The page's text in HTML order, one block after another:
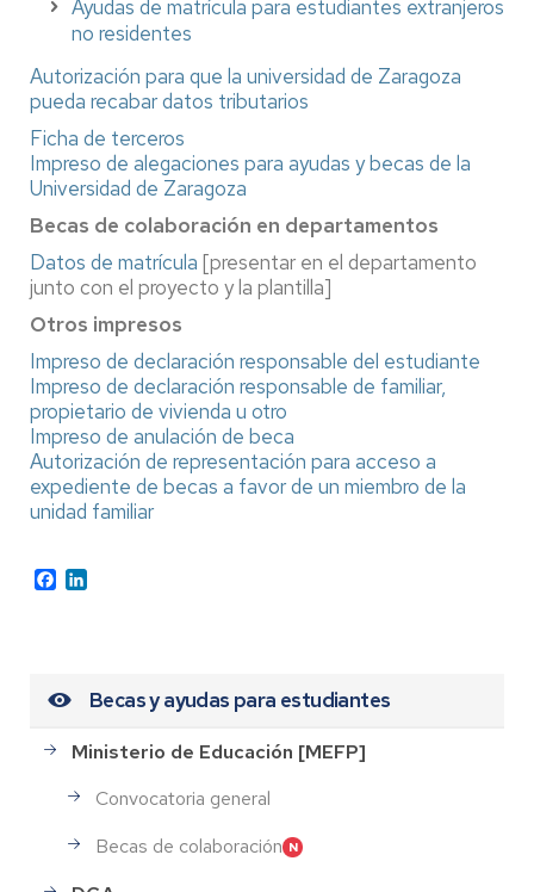
Ayudas de matrícula para estudiantes extranjeros
no residentes
Autorización para que la universidad de Zaragoza
pueda recabar datos tributarios
Ficha de terceros
Impreso de alegaciones para ayudas y becas de la
Universidad de Zaragoza
Becas de colaboración en departamentos
Datos de matrícula [presentar en el departamento
junto con el proyecto y la plantilla]
Otros impresos
Impreso de declaración responsable del estudiante
Impreso de declaración responsable de familiar,
propietario de vivienda u otro
Impreso de anulación de beca
Autorización de representación para acceso a
expediente de becas a favor de un miembro de la
unidad familiar
Facebook
Becas y ayudas para estudiantes
Ministerio de Educación [MEFP]
Convocatoria general
Becas de colaboración